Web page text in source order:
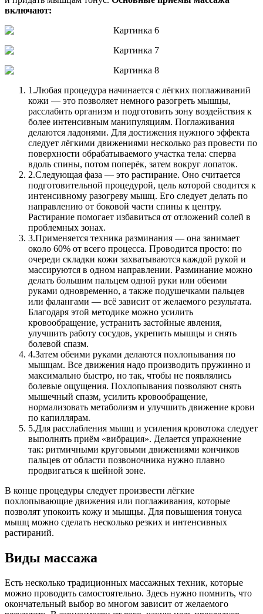
включают:
1.Любая процедура начинается с лёгких поглаживаний
кожи — это позволяет немного разогреть мышцы,
расслабить организм и подготовить зону воздействия к
более интенсивным манипуляциям. Поглаживания
делаются ладонями. Для достижения нужного эффекта
следует лёгкими движениями несколько раз провести по
поверхности обрабатываемого участка тела: сперва
вдоль спины, потом поперёк, затем вокруг лопаток.
2.Следующая фаза — это растирание. Оно считается
подготовительной процедурой, цель которой сводится к
интенсивному разогреву мышц. Его следует делать по
направлению от боковой части спины к центру.
Растирание помогает избавиться от отложений солей в
проблемных зонах.
3.Применяется техника разминания — она занимает
около 60% от всего процесса. Проводится просто: по
очереди складки кожи захватываются каждой рукой и
массируются в одном направлении. Разминание можно
делать большим пальцем одной руки или обеими
руками одновременно, а также подушечками пальцев
или фалангами — всё зависит от желаемого результата.
Благодаря этой методике можно усилить
кровообращение, устранить застойные явления,
улучшить работу сосудов, укрепить мышцы и снять
болевой спазм.
4.Затем обеими руками делаются похлопывания по
мышцам. Все движения надо производить пружинно и
максимально быстро, но так, чтобы не появлялись
болевые ощущения. Похлопывания позволяют снять
мышечный спазм, усилить кровообращение,
нормализовать метаболизм и улучшить движение крови
по капиллярам.
5.Для расслабления мышц и усиления кровотока следует
выполнять приём «вибрация». Делается упражнение
так: ритмичными круговыми движениями кончиков
пальцев от области позвоночника нужно плавно
продвигаться к шейной зоне.
В конце процедуры следует произвести лёгкие
похлопывающие движения или поглаживания, которые
позволят упокоить кожу и мышцы. Для повышения тонуса
мышц можно сделать несколько резких и интенсивных
растираний.
Виды массажа
Есть несколько традиционных массажных техник, которые
можно проводить самостоятельно. Здесь нужно помнить, что
окончательный выбор во многом зависит от желаемого